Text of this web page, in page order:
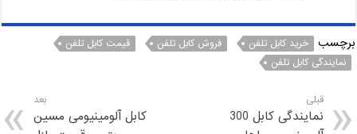
برچسب خرید کابل تلفن فروش کابل تلفن
قیمت کابل تلفن
نمایندگی کابل تلفن
قبلی
نمایندگی کابل 300
بعد
کابل آلومینیومی مسین